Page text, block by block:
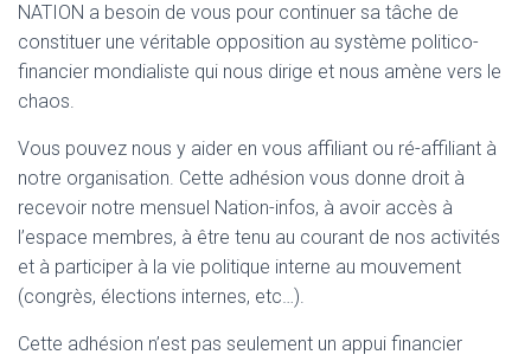
NATION a besoin de vous pour continuer sa tâche de
constituer une véritable opposition au système politico-
financier mondialiste qui nous dirige et nous amène vers le
chaos.
Vous pouvez nous y aider en vous affiliant ou ré-affiliant à
notre organisation. Cette adhésion vous donne droit à
recevoir notre mensuel Nation-infos, à avoir accès à
l’espace membres, à être tenu au courant de nos activités
et à participer à la vie politique interne au mouvement
(congrès, élections internes, etc…).
Cette adhésion n’est pas seulement un appui financier